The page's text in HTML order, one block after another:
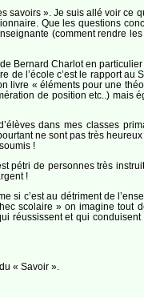
savoirs ». Je suis allé voir ce
Que les questions
(comment rendre
Bernard Charlot en
de l’école c’est le rapport au
livre « éléments pour une
de position etc..) mais
dans mes classes
ne sont pas très
!
pétri de personnes très
!
si c’est au détriment de
scolaire » on imagine tout
réussissent et qui
« Savoir ».